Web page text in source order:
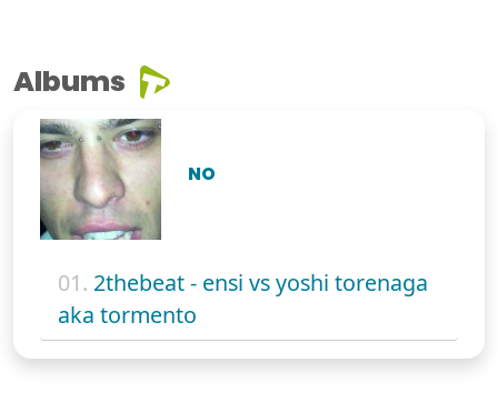
Albums
NO
01. 2thebeat - ensi vs yoshi torenaga
aka tormento